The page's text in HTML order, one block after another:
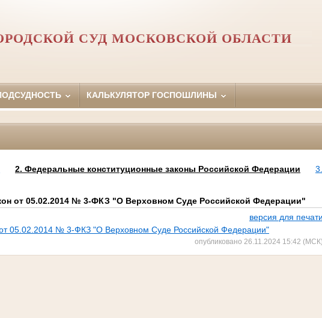
СУД МОСКОВСКОЙ ОБЛАСТИ
КАЛЬКУЛЯТОР ГОСПОШЛИНЫ
2. Федеральные конституционные законы Российской Федерации
3.
от 05.02.2014 № 3-ФКЗ "О Верховном Суде Российской Федерации"
версия для печати
05.02.2014 № 3-ФКЗ "О Верховном Суде Российской Федерации"
опубликовано 26.11.2024 15:42 (МСК)